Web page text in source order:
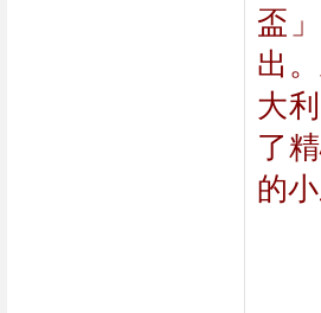
盃
出
大
了
的